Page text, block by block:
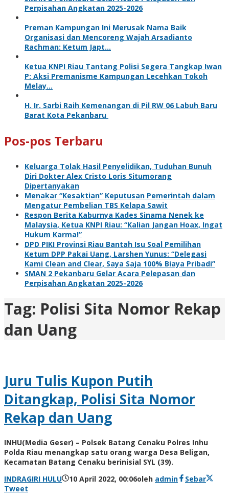
Perpisahan Angkatan 2025-2026
Preman Kampungan Ini Merusak Nama Baik
Organisasi dan Mencoreng Wajah Arsadianto
Rachman: Ketum Japt…
Ketua KNPI Riau Tantang Polisi Segera Tangkap Iwan
P: Aksi Premanisme Kampungan Lecehkan Tokoh
Melay…
H. Ir. Sarbi Raih Kemenangan di Pil RW 06 Labuh Baru
Barat Kota Pekanbaru
Pos-pos Terbaru
Keluarga Tolak Hasil Penyelidikan, Tuduhan Bunuh
Diri Dokter Alex Cristo Loris Situmorang
Dipertanyakan
Menakar “Kesaktian” Keputusan Pemerintah dalam
Mengatur Pembelian TBS Kelapa Sawit
Respon Berita Kaburnya Kades Sinama Nenek ke
Malaysia, Ketua KNPI Riau: “Kalian Jangan Hoax, Ingat
Hukum Karma!”
DPD PIKI Provinsi Riau Bantah Isu Soal Pemilihan
Ketum DPP Pakai Uang, Larshen Yunus: “Delegasi
Kami Clean and Clear, Saya Saja 100% Biaya Pribadi”
SMAN 2 Pekanbaru Gelar Acara Pelepasan dan
Perpisahan Angkatan 2025-2026
Tag: Polisi Sita Nomor Rekap
dan Uang
Juru Tulis Kupon Putih
Ditangkap, Polisi Sita Nomor
Rekap dan Uang
INHU(Media Geser) – Polsek Batang Cenaku Polres Inhu
Polda Riau menangkap satu orang warga Desa Beligan,
Kecamatan Batang Cenaku berinisial SYL (39).
INDRAGIRI HULU
10 April 2022, 00:06oleh admin
Sebar
Tweet